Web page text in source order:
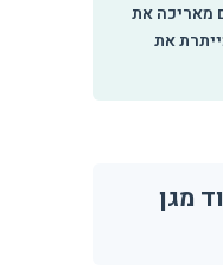
מאריכה את
דקות ומייתרת את
מגן